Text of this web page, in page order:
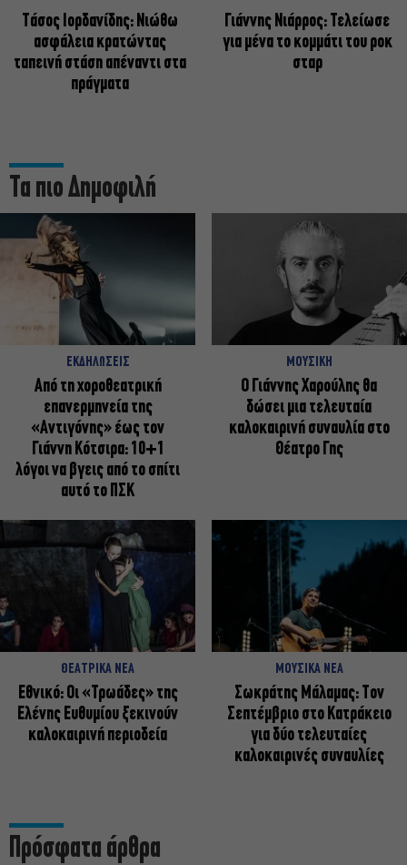
Tάσος Ιορδανίδης: Νιώθω
ασφάλεια κρατώντας
ταπεινή στάση απέναντι στα
πράγματα
Γιάννης Νιάρρος: Τελείωσε
για μένα το κομμάτι του ροκ
σταρ
Τα πιο Δημοφιλή
ΕΚΔΗΛΩΣΕΙΣ
Από τη χοροθεατρική
επανερμηνεία της
«Αντιγόνης» έως τον
Γιάννη Κότσιρα: 10+1
λόγοι να βγεις από το σπίτι
αυτό το ΠΣΚ
ΜΟΥΣΙΚΗ
Ο Γιάννης Χαρούλης θα
δώσει μια τελευταία
καλοκαιρινή συναυλία στο
Θέατρο Γης
ΘΕΑΤΡΙΚΑ ΝΕΑ
Εθνικό: Οι «Τρωάδες» της
Ελένης Ευθυμίου ξεκινούν
καλοκαιρινή περιοδεία
ΜΟΥΣΙΚΑ ΝΕΑ
Σωκράτης Μάλαμας: Τον
Σεπτέμβριο στο Κατράκειο
για δύο τελευταίες
καλοκαιρινές συναυλίες
Πρόσφατα άρθρα